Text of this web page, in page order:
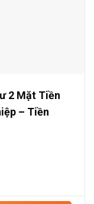
2 Mặt Tiền
– Tiền